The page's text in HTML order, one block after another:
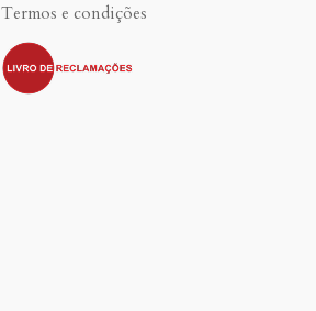
Termos e condições
.